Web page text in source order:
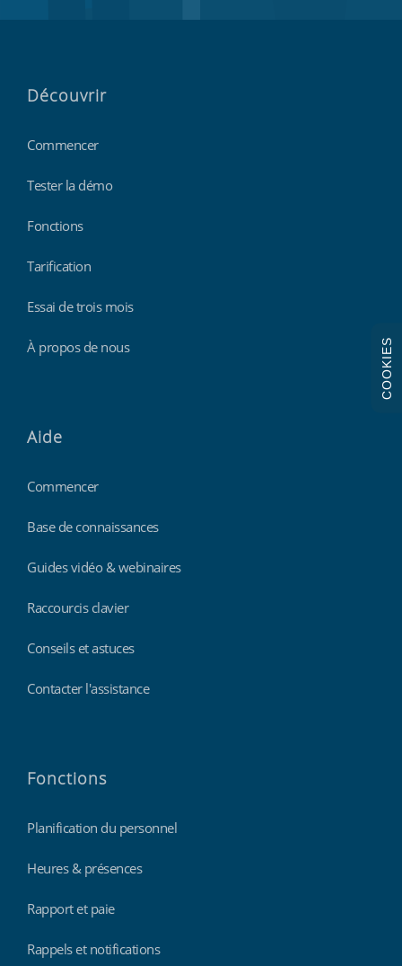
Découvrir
Commencer
Tester la démo
Fonctions
Tarification
Essai de trois mois
À propos de nous
Aide
Commencer
Base de connaissances
Guides vidéo & webinaires
Raccourcis clavier
Conseils et astuces
Contacter l'assistance
Fonctions
Planification du personnel
Heures & présences
Rapport et paie
Rappels et notifications
COOKIES